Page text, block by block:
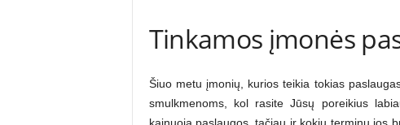
Tinkamos įmonės
Šiuo metu įmonių, kurios teikia tokias
smulkmenoms, kol rasite Jūsų poreikius